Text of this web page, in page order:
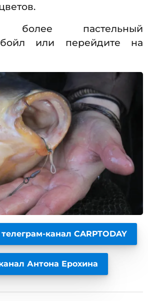
более пастельный
или перейдите на
канал CARPTODAY
Антона Ерохина